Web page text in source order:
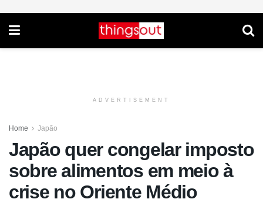
ADVERTISEMENT
Home Japão
Japão quer congelar imposto
sobre alimentos em meio à
crise no Oriente Médio